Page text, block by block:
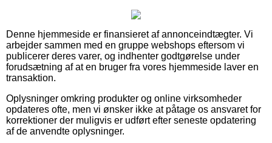
Denne hjemmeside er finansieret af annonceindtægter. Vi
arbejder sammen med en gruppe webshops eftersom vi
publicerer deres varer, og indhenter godtgørelse under
forudsætning af at en bruger fra vores hjemmeside laver en
transaktion.
Oplysninger omkring produkter og online virksomheder
opdateres ofte, men vi ønsker ikke at påtage os ansvaret for
korrektioner der muligvis er udført efter seneste opdatering
af de anvendte oplysninger.